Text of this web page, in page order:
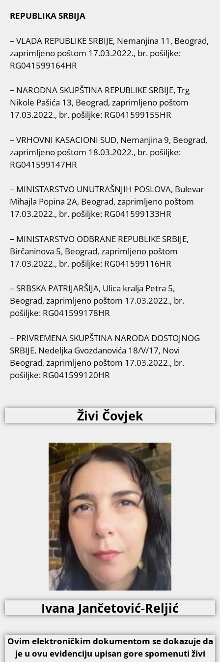
REPUBLIKA SRBIJA
– VLADA REPUBLIKE SRBIJE, Nemanjina 11, Beograd,
zaprimljeno poštom 17.03.2022., br. pošiljke:
RG041599164HR
– NARODNA SKUPŠTINA REPUBLIKE SRBIJE, Trg
Nikole Pašića 13, Beograd, zaprimljeno poštom
17.03.2022., br. pošiljke: RG041599155HR
– VRHOVNI KASACIONI SUD, Nemanjina 9, Beograd,
zaprimljeno poštom 18.03.2022., br. pošiljke:
RG041599147HR
– MINISTARSTVO UNUTRAŠNJIH POSLOVA, Bulevar
Mihajla Popina 2A, Beograd, zaprimljeno poštom
17.03.2022., br. pošiljke: RG041599133HR
– MINISTARSTVO ODBRANE REPUBLIKE SRBIJE,
Birčaninova 5, Beograd, zaprimljeno poštom
17.03.2022., br. pošiljke: RG041599116HR
– SRBSKA PATRIJARŠIJA, Ulica kralja Petra 5,
Beograd, zaprimljeno poštom 17.03.2022., br.
pošiljke: RG041599178HR
– PRIVREMENA SKUPŠTINA NARODA DOSTOJNOG
SRBIJE, Nedeljka Gvozdanovića 18/V/17, Novi
Beograd, zaprimljeno poštom 17.03.2022., br.
pošiljke: RG041599120HR
Živi Čovjek
Ivana Jančetović-Reljić
Ovim elektroničkim dokumentom se dokazuje da
je u ovu evidenciju upisan gore spomenuti živi